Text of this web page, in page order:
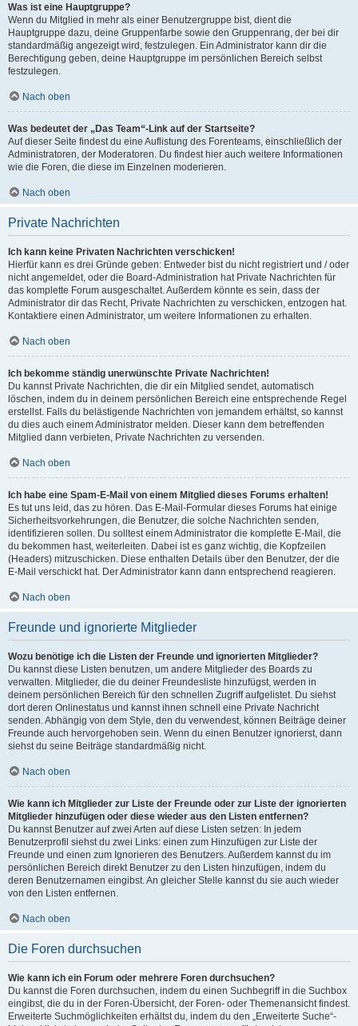
Was ist eine Hauptgruppe?
Wenn du Mitglied in mehr als einer Benutzergruppe bist, dient die
Hauptgruppe dazu, deine Gruppenfarbe sowie den Gruppenrang, der bei dir
standardmäßig angezeigt wird, festzulegen. Ein Administrator kann dir die
Berechtigung geben, deine Hauptgruppe im persönlichen Bereich selbst
festzulegen.
Nach oben
Was bedeutet der „Das Team“-Link auf der Startseite?
Auf dieser Seite findest du eine Auflistung des Forenteams, einschließlich der
Administratoren, der Moderatoren. Du findest hier auch weitere Informationen
wie die Foren, die diese im Einzelnen moderieren.
Nach oben
Private Nachrichten
Ich kann keine Privaten Nachrichten verschicken!
Hierfür kann es drei Gründe geben: Entweder bist du nicht registriert und / oder
nicht angemeldet, oder die Board-Administration hat Private Nachrichten für
das komplette Forum ausgeschaltet. Außerdem könnte es sein, dass der
Administrator dir das Recht, Private Nachrichten zu verschicken, entzogen hat.
Kontaktiere einen Administrator, um weitere Informationen zu erhalten.
Nach oben
Ich bekomme ständig unerwünschte Private Nachrichten!
Du kannst Private Nachrichten, die dir ein Mitglied sendet, automatisch
löschen, indem du in deinem persönlichen Bereich eine entsprechende Regel
erstellst. Falls du belästigende Nachrichten von jemandem erhältst, so kannst
du dies auch einem Administrator melden. Dieser kann dem betreffenden
Mitglied dann verbieten, Private Nachrichten zu versenden.
Nach oben
Ich habe eine Spam-E-Mail von einem Mitglied dieses Forums erhalten!
Es tut uns leid, das zu hören. Das E-Mail-Formular dieses Forums hat einige
Sicherheitsvorkehrungen, die Benutzer, die solche Nachrichten senden,
identifizieren sollen. Du solltest einem Administrator die komplette E-Mail, die
du bekommen hast, weiterleiten. Dabei ist es ganz wichtig, die Kopfzeilen
(Headers) mitzuschicken. Diese enthalten Details über den Benutzer, der die
E-Mail verschickt hat. Der Administrator kann dann entsprechend reagieren.
Nach oben
Freunde und ignorierte Mitglieder
Wozu benötige ich die Listen der Freunde und ignorierten Mitglieder?
Du kannst diese Listen benutzen, um andere Mitglieder des Boards zu
verwalten. Mitglieder, die du deiner Freundesliste hinzufügst, werden in
deinem persönlichen Bereich für den schnellen Zugriff aufgelistet. Du siehst
dort deren Onlinestatus und kannst ihnen schnell eine Private Nachricht
senden. Abhängig von dem Style, den du verwendest, können Beiträge deiner
Freunde auch hervorgehoben sein. Wenn du einen Benutzer ignorierst, dann
siehst du seine Beiträge standardmäßig nicht.
Nach oben
Wie kann ich Mitglieder zur Liste der Freunde oder zur Liste der ignorierten
Mitglieder hinzufügen oder diese wieder aus den Listen entfernen?
Du kannst Benutzer auf zwei Arten auf diese Listen setzen: In jedem
Benutzerprofil siehst du zwei Links: einen zum Hinzufügen zur Liste der
Freunde und einen zum Ignorieren des Benutzers. Außerdem kannst du im
persönlichen Bereich direkt Benutzer zu den Listen hinzufügen, indem du
deren Benutzernamen eingibst. An gleicher Stelle kannst du sie auch wieder
von den Listen entfernen.
Nach oben
Die Foren durchsuchen
Wie kann ich ein Forum oder mehrere Foren durchsuchen?
Du kannst die Foren durchsuchen, indem du einen Suchbegriff in die Suchbox
eingibst, die du in der Foren-Übersicht, der Foren- oder Themenansicht findest.
Erweiterte Suchmöglichkeiten erhältst du, indem du den „Erweiterte Suche“-